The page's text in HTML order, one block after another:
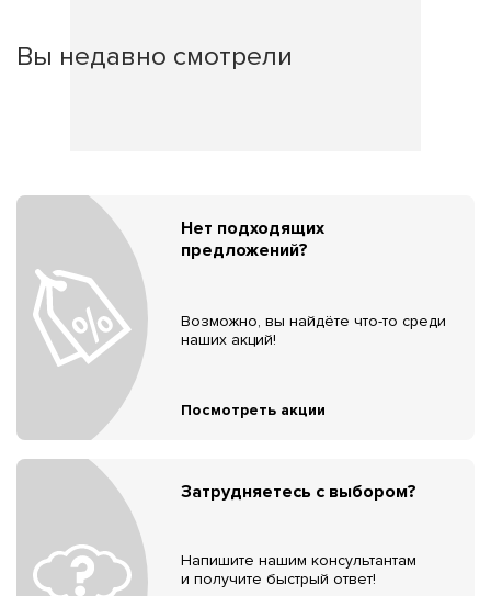
Вы недавно смотрели
Нет подходящих
предложений?
Возможно, вы найдёте что-то среди
наших акций!
Посмотреть акции
Затрудняетесь с выбором?
Напишите нашим консультантам
и получите быстрый ответ!